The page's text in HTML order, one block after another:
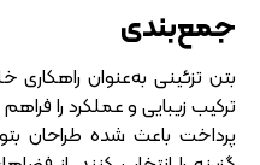
جمع‌بندی
بتن تزئینی به‌عنوان
ترکیب زیبایی و عملکرد را
پرداخت باعث شده طراحان